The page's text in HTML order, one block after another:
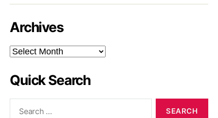
Archives
Archives
Quick Search